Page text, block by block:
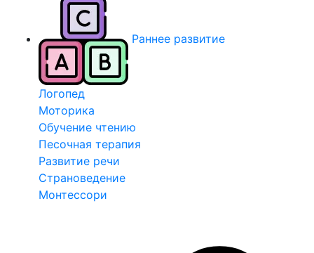
Раннее развитие
Логопед
Моторика
Обучение чтению
Песочная терапия
Развитие речи
Страноведение
Монтессори